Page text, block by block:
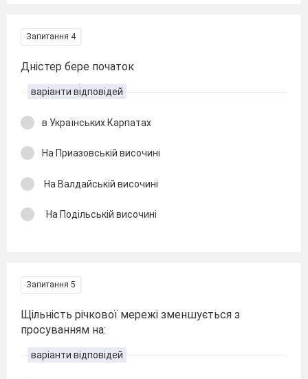
Запитання 4
Дністер бере початок
варіанти відповідей
в Українських Карпатах
На Приазовській височині
На Валдайській височині
На Подільській височині
Запитання 5
Щільність річкової мережі зменшується з
просуванням на:
варіанти відповідей